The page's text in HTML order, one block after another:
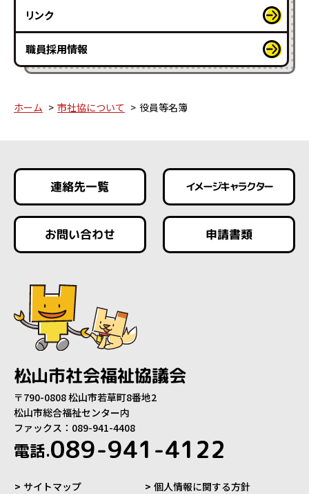
リンク
職員採用情報
ホーム 市社協について 役員等名簿
連絡先一覧 イメージキャラクター
お問い合わせ 申請書類
松山市社会福祉協議会
〒790-0808 松山市若草町8番地2
松山市総合福祉センター内
ファックス：089-941-4408
電話.089-941-4122
サイトマップ 個人情報に関する方針